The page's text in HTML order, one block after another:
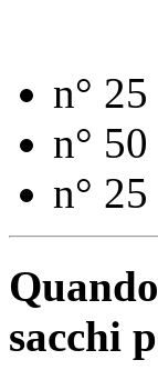
n°
n°
n°
sacchi